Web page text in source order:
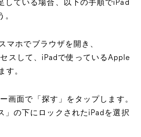
している場合、以下の手順でiPad
。
マホでブラウザを開き、
スして、iPadで使っているApple
す。
画面で「探す」をタップします。
」の下にロックされたiPadを選択